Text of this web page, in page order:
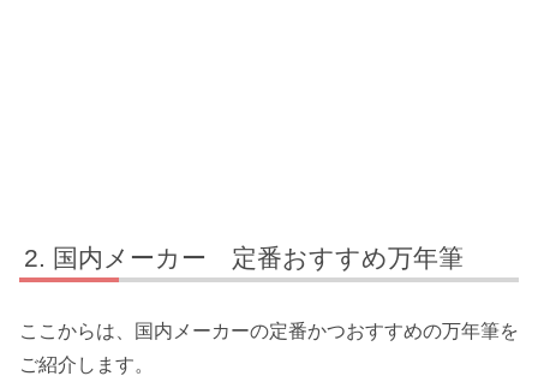
国内メーカー 定番おすすめ万年筆
ここからは、国内メーカーの定番かつおすすめの万年筆を
ご紹介します。